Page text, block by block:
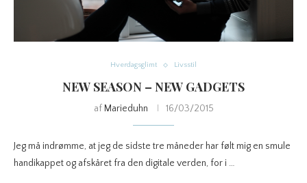
Hverdagsglimt Livsstil
NEW SEASON – NEW GADGETS
af Marieduhn 16/03/2015
Jeg må indrømme, at jeg de sidste tre måneder har følt mig en smule
handikappet og afskåret fra den digitale verden, for i …